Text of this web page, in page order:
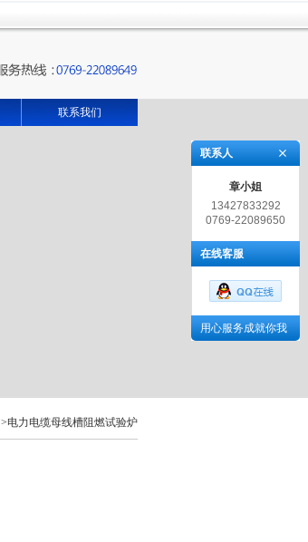
联系我们
>电力电缆母线槽阻燃试验炉
联系人
章小姐
13427833292
0769-22089650
在线客服
用心服务成就你我